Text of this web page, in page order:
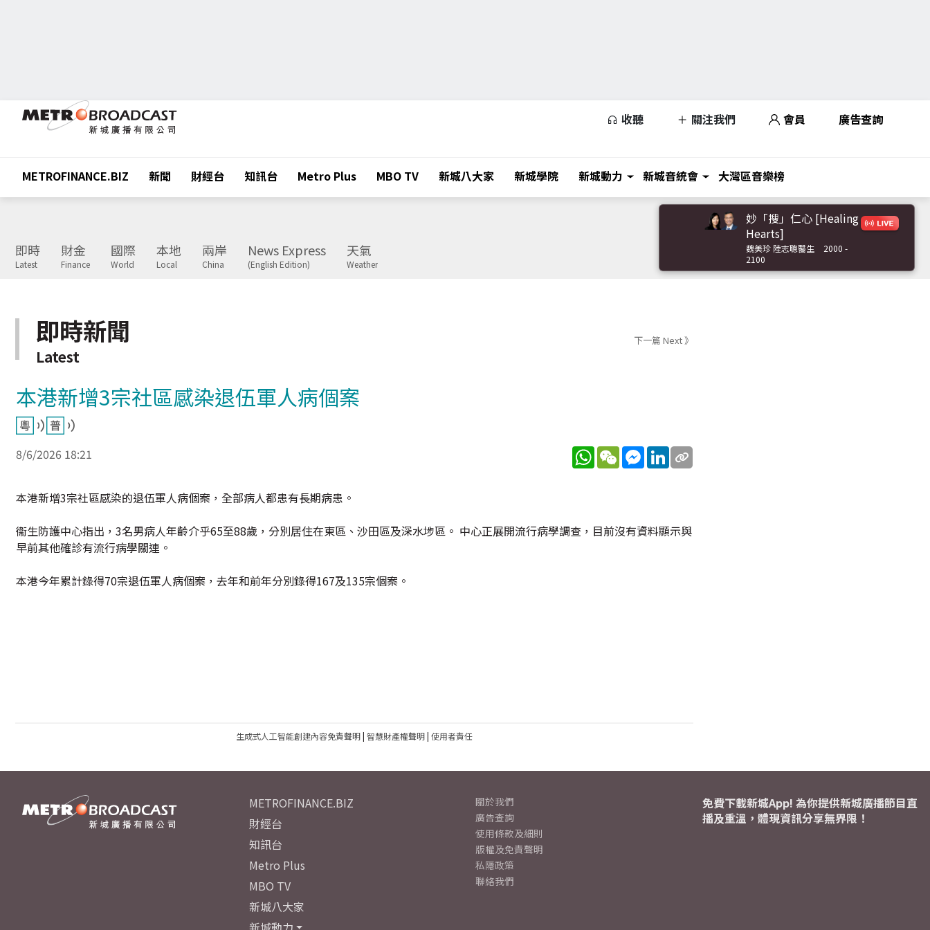
收聽 關注我們 會員 廣告查詢
METROFINANCE.BIZ 新聞 財經台 知訊台 Metro Plus MBO TV 新城八大家 新城學院 新城動力 新城音統會 大灣區音樂榜
即時
Latest
財金
Finance
國際
World
本地
Local
兩岸
China
News Express
(English Edition)
天氣
Weather
妙「搜」仁心 [Healing
Hearts]
魏美珍 陸志聰醫生
2000 -
2100
即時新聞
Latest
下一篇 Next 》
本港新增3宗社區感染退伍軍人病個案
8/6/2026 18:21 WhatsApp
WeChatMessenger
LinkedIn
本港新增3宗社區感染的退伍軍人病個案，全部病人都患有長期病患。
衞生防護中心指出，3名男病人年齡介乎65至88歲，分別居住在東區、沙田區及深水埗區。 中心正展開流行病學調查，目前沒有資料顯示與
早前其他確診有流行病學關連。
本港今年累計錄得70宗退伍軍人病個案，去年和前年分別錄得167及135宗個案。
生成式人工智能創建內容免責聲明| 智慧財產權聲明| 使用者責任
METROFINANCE.BIZ
財經台
知訊台
Metro Plus
MBO TV
新城八大家
關於我們
廣告查詢
使用條款及細則
版權及免責聲明
私隱政策
聯絡我們
免費下載新城App! 為你提供新城廣播節目直
播及重溫，體現資訊分享無界限！